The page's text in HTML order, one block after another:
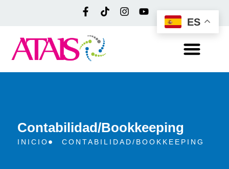
Contabilidad/Bookkeeping
INICIO CONTABILIDAD/BOOKKEEPING
ES